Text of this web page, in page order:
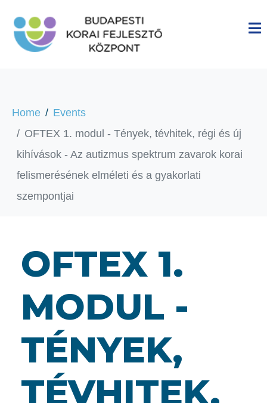
Home
Events
OFTEX 1. modul - Tények, tévhitek, régi és új
kihívások - Az autizmus spektrum zavarok korai
felismerésének elméleti és a gyakorlati
szempontjai
OFTEX 1.
MODUL -
TÉNYEK,
TÉVHITEK,